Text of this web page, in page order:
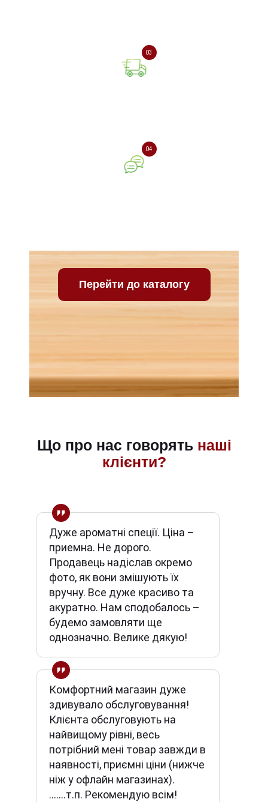
03
04
Перейти до каталогу
Що про нас говорять наші
клієнти?
Дуже ароматні спеції. Ціна –
приемна. Не дорого.
Продавець надіслав окремо
фото, як вони змішують їх
вручну. Все дуже красиво та
акуратно. Нам сподобалось –
будемо замовляти ще
однозначно. Велике дякую!
Комфортний магазин дуже
здивувало обслуговування!
Клієнта обслуговують на
найвищому рівні, весь
потрібний мені товар завжди в
наявності, приємні ціни (нижче
ніж у офлайн магазинах).
.......т.п. Рекомендую всім!